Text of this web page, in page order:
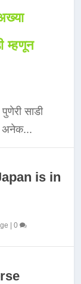
म्हणून
साडी
अनेक...
is in
|0